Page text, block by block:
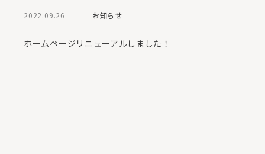
2022.09.26 お知らせ
ホームページリニューアルしました！